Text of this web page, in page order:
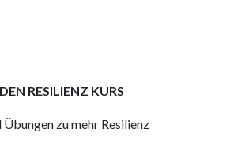
RESILIENZ KURS
zu mehr Resilienz